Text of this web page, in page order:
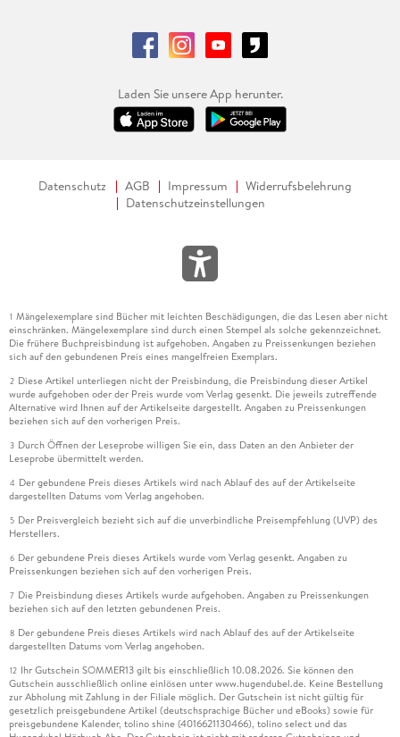
Laden Sie unsere App herunter.
Datenschutz AGB Impressum
Widerrufsbelehrung
Datenschutzeinstellungen
1 Mängelexemplare sind Bücher mit leichten Beschädigungen, die das Lesen aber nicht
einschränken. Mängelexemplare sind durch einen Stempel als solche gekennzeichnet.
Die frühere Buchpreisbindung ist aufgehoben. Angaben zu Preissenkungen beziehen
sich auf den gebundenen Preis eines mangelfreien Exemplars.
2 Diese Artikel unterliegen nicht der Preisbindung, die Preisbindung dieser Artikel
wurde aufgehoben oder der Preis wurde vom Verlag gesenkt. Die jeweils zutreffende
Alternative wird Ihnen auf der Artikelseite dargestellt. Angaben zu Preissenkungen
beziehen sich auf den vorherigen Preis.
3 Durch Öffnen der Leseprobe willigen Sie ein, dass Daten an den Anbieter der
Leseprobe übermittelt werden.
4 Der gebundene Preis dieses Artikels wird nach Ablauf des auf der Artikelseite
dargestellten Datums vom Verlag angehoben.
5 Der Preisvergleich bezieht sich auf die unverbindliche Preisempfehlung (UVP) des
Herstellers.
6 Der gebundene Preis dieses Artikels wurde vom Verlag gesenkt. Angaben zu
Preissenkungen beziehen sich auf den vorherigen Preis.
7 Die Preisbindung dieses Artikels wurde aufgehoben. Angaben zu Preissenkungen
beziehen sich auf den letzten gebundenen Preis.
8 Der gebundene Preis dieses Artikels wird nach Ablauf des auf der Artikelseite
dargestellten Datums vom Verlag angehoben.
12 Ihr Gutschein SOMMER13 gilt bis einschließlich 10.08.2026. Sie können den
Gutschein ausschließlich online einlösen unter www.hugendubel.de. Keine Bestellung
zur Abholung mit Zahlung in der Filiale möglich. Der Gutschein ist nicht gültig für
gesetzlich preisgebundene Artikel (deutschsprachige Bücher und eBooks) sowie für
preisgebundene Kalender, tolino shine (4016621130466), tolino select und das